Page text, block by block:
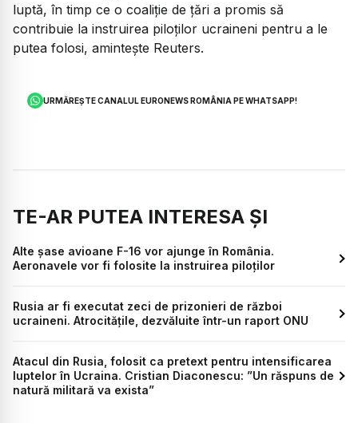
luptă, în timp ce o coaliţie de ţări a promis să
contribuie la instruirea piloţilor ucraineni pentru a le
putea folosi, aminteşte Reuters.
URMĂREȘTE CANALUL EURONEWS ROMÂNIA PE WHATSAPP!
TE-AR PUTEA INTERESA ȘI
Alte șase avioane F-16 vor ajunge în România.
Aeronavele vor fi folosite la instruirea piloților
Rusia ar fi executat zeci de prizonieri de război
ucraineni. Atrocitățile, dezvăluite într-un raport ONU
Atacul din Rusia, folosit ca pretext pentru intensificarea
luptelor în Ucraina. Cristian Diaconescu: ”Un răspuns de
natură militară va exista”